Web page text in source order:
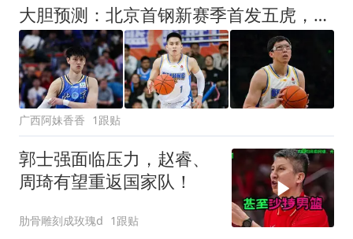
大胆预测：北京首钢新赛季首发五虎，99%就是这五人
广西阿妹香香 1跟贴
郭士强面临压力，赵睿、
周琦有望重返国家队！
肋骨雕刻成玫瑰d 1跟贴